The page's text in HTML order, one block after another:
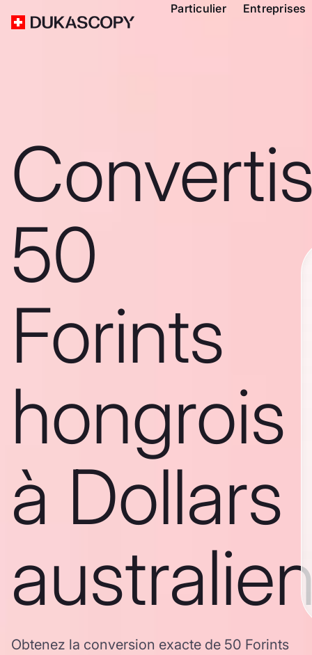
Particulier Entreprises
50
Forints
hongrois
à Dollars
Obtenez la conversion exacte de 50 Forints